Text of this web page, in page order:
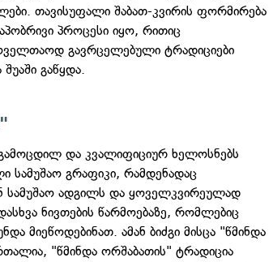
თავისუფალი შაბათ-კვირის ფორმირება
პროცესი იყო, რითიც
გავრცელებული ტრადიციები
გაწყდა.
და კვალიფიციურ ხელოსნებს
სამუშაო გრაფიკი, რამდენადაც
სამუშაო ადგილს და ყოველკვირეულად
ნივთების წარმოებაზე, რომლებიც
მიეწოდებინათ. ამან ბიძგი მისცა "წმინდა
"წმინდა ორშაბათის" ტრადიცია